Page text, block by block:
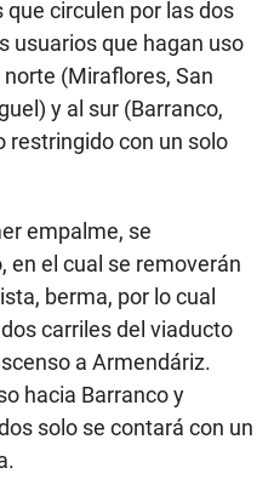
circulen por las dos
usuarios que hagan uso
(Miraflores, San
y al sur (Barranco,
restringido con un solo
empalme, se
en el cual se removerán
berma, por lo cual
carriles del viaducto
a Armendáriz.
hacia Barranco y
solo se contará con un